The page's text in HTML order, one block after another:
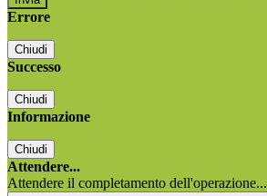
Errore
Chiudi
Successo
Chiudi
Informazione
Chiudi
Attendere...
Attendere il completamento dell'operazione...